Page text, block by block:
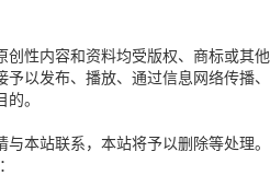
性内容和资料均受版权、商标或其他
以发布、播放、通过信息网络传播、
。
本站联系，本站将予以删除等处理。